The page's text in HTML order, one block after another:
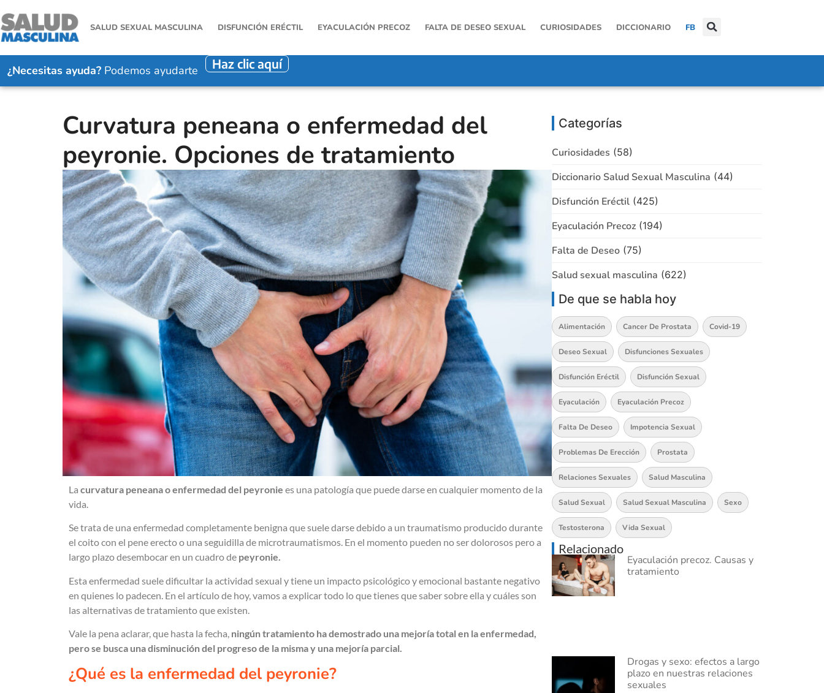
SALUD SEXUAL MASCULINA DISFUNCIÓN ERÉCTIL EYACULACIÓN PRECOZ FALTA DE DESEO SEXUAL CURIOSIDADES DICCIONARIO FB
¿Necesitas ayuda? Podemos ayudarte Haz clic aquí
Curvatura peneana o enfermedad del
peyronie. Opciones de tratamiento
La curvatura peneana o enfermedad del peyronie es una patología que puede darse en cualquier momento de la
vida.
Se trata de una enfermedad completamente benigna que suele darse debido a un traumatismo producido durante
el coito con el pene erecto o una seguidilla de microtraumatismos. En el momento pueden no ser dolorosos pero a
largo plazo desembocar en un cuadro de peyronie.
Esta enfermedad suele dificultar la actividad sexual y tiene un impacto psicológico y emocional bastante negativo
en quienes lo padecen. En el artículo de hoy, vamos a explicar todo lo que tienes que saber sobre ella y cuáles son
las alternativas de tratamiento que existen.
Vale la pena aclarar, que hasta la fecha, ningún tratamiento ha demostrado una mejoría total en la enfermedad,
pero se busca una disminución del progreso de la misma y una mejoría parcial.
¿Qué es la enfermedad del peyronie?
Categorías
Curiosidades (58)
Diccionario Salud Sexual Masculina (44)
Disfunción Eréctil (425)
Eyaculación Precoz (194)
Falta de Deseo (75)
Salud sexual masculina (622)
De que se habla hoy
Alimentación Cancer De Prostata Covid-19
Deseo Sexual Disfunciones Sexuales
Disfunción Eréctil Disfunción Sexual
Eyaculación Eyaculación Precoz
Falta De Deseo Impotencia Sexual
Problemas De Erección Prostata
Relaciones Sexuales Salud Masculina
Salud Sexual Salud Sexual Masculina Sexo
Testosterona Vida Sexual
Relacionado
Eyaculación precoz. Causas y
tratamiento
Drogas y sexo: efectos a largo
plazo en nuestras relaciones
sexuales